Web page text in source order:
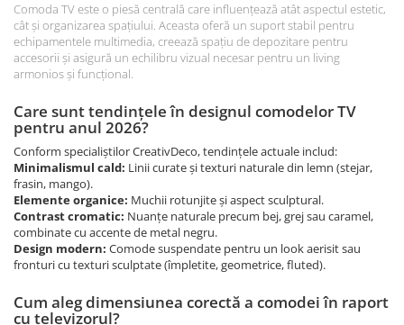
Comoda TV este o piesă centrală care influențează atât aspectul estetic,
cât și organizarea spațiului. Aceasta oferă un suport stabil pentru
echipamentele multimedia, creează spațiu de depozitare pentru
accesorii și asigură un echilibru vizual necesar pentru un living
armonios și funcțional.
Care sunt tendințele în designul comodelor TV
pentru anul 2026?
Conform specialiștilor CreativDeco, tendințele actuale includ:
Minimalismul cald: Linii curate și texturi naturale din lemn (stejar,
frasin, mango).
Elemente organice: Muchii rotunjite și aspect sculptural.
Contrast cromatic: Nuanțe naturale precum bej, grej sau caramel,
combinate cu accente de metal negru.
Design modern: Comode suspendate pentru un look aerisit sau
fronturi cu texturi sculptate (împletite, geometrice, fluted).
Cum aleg dimensiunea corectă a comodei în raport
cu televizorul?